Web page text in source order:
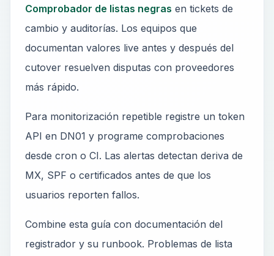
Comprobador de listas negras en tickets de
cambio y auditorías. Los equipos que
documentan valores live antes y después del
cutover resuelven disputas con proveedores
más rápido.
Para monitorización repetible registre un token
API en DN01 y programe comprobaciones
desde cron o CI. Las alertas detectan deriva de
MX, SPF o certificados antes de que los
usuarios reporten fallos.
Combine esta guía con documentación del
registrador y su runbook. Problemas de lista